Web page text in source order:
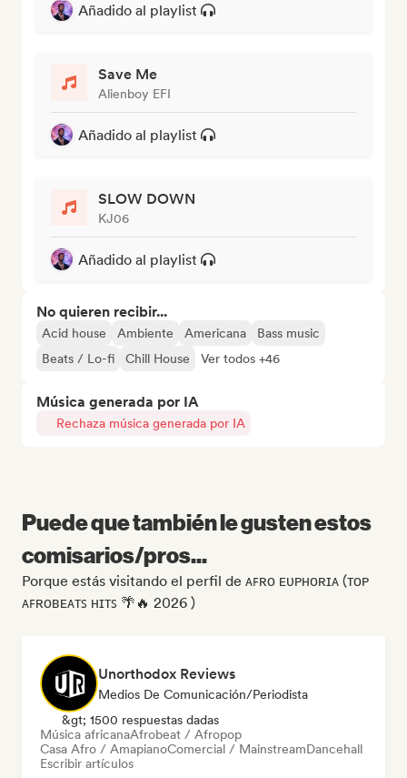
Añadido al playlist
Save Me
Alienboy EFI
Añadido al playlist
SLOW DOWN
KJ06
Añadido al playlist
No quieren recibir...
Acid house Ambiente Americana
Bass music
Beats / Lo-fi
Chill House Ver todos +46
Música generada por IA
Rechaza música generada por IA
Puede que también le gusten estos
comisarios/pros...
Porque estás visitando el perfil de ᴀꜰʀᴏ ᴇᴜᴘʜᴏʀɪᴀ (ᴛᴏᴘ
ᴀꜰʀᴏʙᴇᴀᴛꜱ ʜɪᴛꜱ 🌴🔥 2026 )
Unorthodox Reviews
Medios De Comunicación/Periodista
&gt; 1500 respuestas dadas
Música africanaAfrobeat / Afropop
Casa Afro / AmapianoComercial / MainstreamDancehall
Escribir artículos